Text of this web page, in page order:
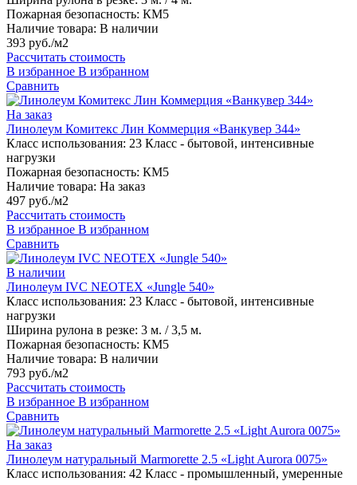
Пожарная безопасность: КМ5
Наличие товара: В наличии
393 руб./м2
Рассчитать стоимость
В избранное В избранном
Сравнить
На заказ
Линолеум Комитекс Лин Коммерция «Ванкувер 344»
Класс использования: 23 Класс - бытовой, интенсивные
нагрузки
Пожарная безопасность: КМ5
Наличие товара: На заказ
497 руб./м2
Рассчитать стоимость
В избранное В избранном
Сравнить
В наличии
Линолеум IVC NEOTEX «Jungle 540»
Класс использования: 23 Класс - бытовой, интенсивные
нагрузки
Ширина рулона в резке: 3 м. / 3,5 м.
Пожарная безопасность: КМ5
Наличие товара: В наличии
793 руб./м2
Рассчитать стоимость
В избранное В избранном
Сравнить
На заказ
Линолеум натуральный Marmorette 2.5 «Light Aurora 0075»
Класс использования: 42 Класс - промышленный, умеренные